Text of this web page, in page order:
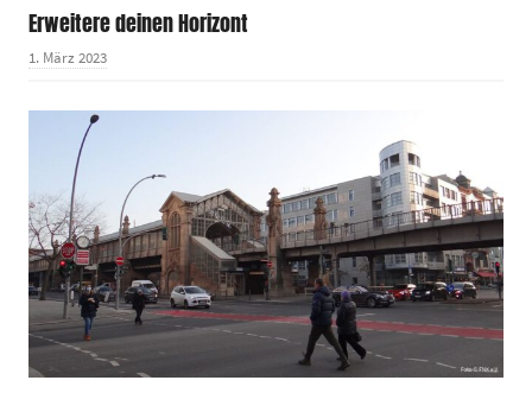
Erweitere deinen Horizont
1. März 2023